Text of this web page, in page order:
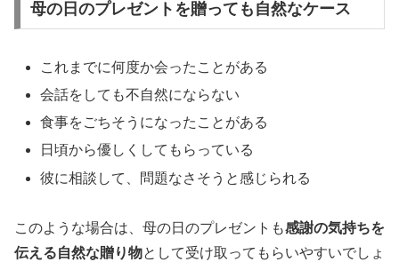
母の日のプレゼントを贈っても自然なケース
これまでに何度か会ったことがある
会話をしても不自然にならない
食事をごちそうになったことがある
日頃から優しくしてもらっている
彼に相談して、問題なさそうと感じられる
このような場合は、母の日のプレゼントも感謝の気持ちを
伝える自然な贈り物として受け取ってもらいやすいでしょ